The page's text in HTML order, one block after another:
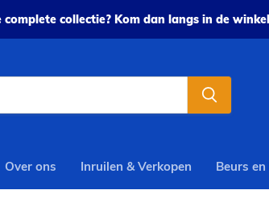
collectie? Kom dan langs in de
Over ons Inruilen & Verkopen Beurs